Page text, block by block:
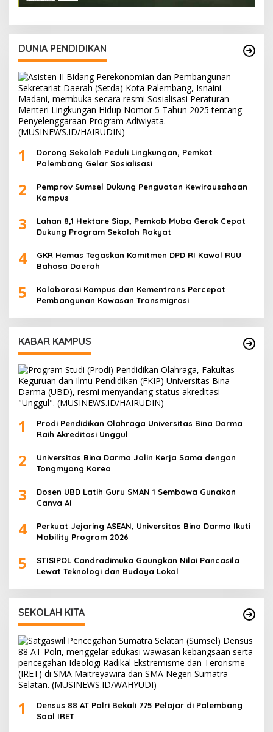
DUNIA PENDIDIKAN
1
Dorong Sekolah Peduli Lingkungan, Pemkot
Palembang Gelar Sosialisasi
2
Pemprov Sumsel Dukung Penguatan Kewirausahaan
Kampus
3
Lahan 8,1 Hektare Siap, Pemkab Muba Gerak Cepat
Dukung Program Sekolah Rakyat
4
GKR Hemas Tegaskan Komitmen DPD RI Kawal RUU
Bahasa Daerah
5
Kolaborasi Kampus dan Kementrans Percepat
Pembangunan Kawasan Transmigrasi
KABAR KAMPUS
1
Prodi Pendidikan Olahraga Universitas Bina Darma
Raih Akreditasi Unggul
2
Universitas Bina Darma Jalin Kerja Sama dengan
Tongmyong Korea
3
Dosen UBD Latih Guru SMAN 1 Sembawa Gunakan
Canva AI
4
Perkuat Jejaring ASEAN, Universitas Bina Darma Ikuti
Mobility Program 2026
5
STISIPOL Candradimuka Gaungkan Nilai Pancasila
Lewat Teknologi dan Budaya Lokal
SEKOLAH KITA
1
Densus 88 AT Polri Bekali 775 Pelajar di Palembang
Soal IRET